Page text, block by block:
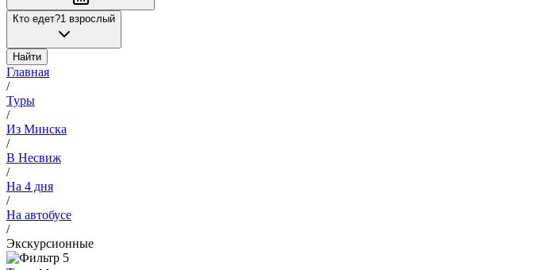
Кто едет?1 взрослый
Найти
Главная
/
Туры
/
Из Минска
/
В Несвиж
/
На 4 дня
/
На автобусе
/
Экскурсионные
5